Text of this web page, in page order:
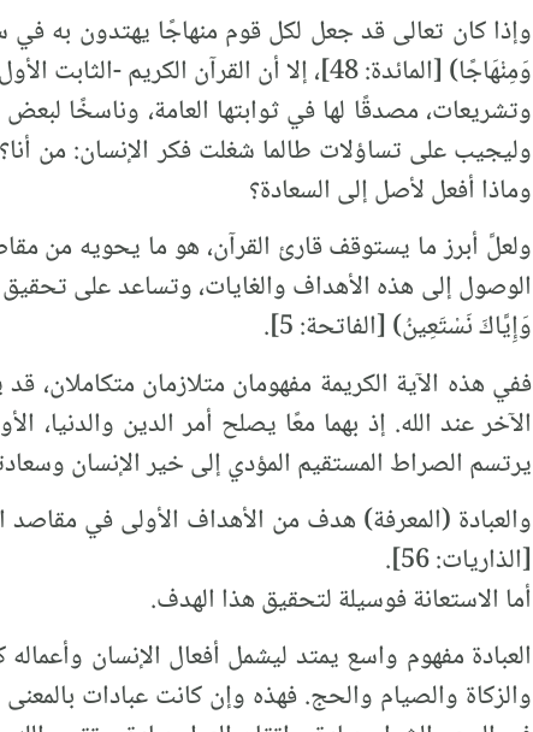
وإذا كان تعالى قد جعل لكل قوم منهاجًا يهتدون به
وَمِنْهَاجًا) [المائدة: 48]، إلا أن القرآن
وتشريعات، مصدقًا لها في ثوابتها العامة، وناسخًا
وليجيب على تساؤلات طالما شغلت فكر الإنسان: من
وماذا أفعل لأصل إلى السعادة؟
ولعلَّ أبرز ما يستوقف قارئ القرآن، هو ما يحويه من
الوصول إلى هذه الأهداف والغايات، وتساعد على
وَإِيَّاكَ نَسْتَعِينُ) [الفاتحة: 5].
ففي هذه الآية الكريمة مفهومان متلازمان متكاملان،
الآخر عند الله. إذ بهما معًا يصلح أمر الدين والدنيا،
يرتسم الصراط المستقيم المؤدي إلى خير الإنسان
والعبادة (المعرفة) هدف من الأهداف الأولى في مقاصد
[الذاريات: 56].
أما الاستعانة فوسيلة لتحقيق هذا الهدف.
العبادة مفهوم واسع يمتد ليشمل أفعال الإنسان
والزكاة والصيام والحج. فهذه وإن كانت عبادات بالمعنى